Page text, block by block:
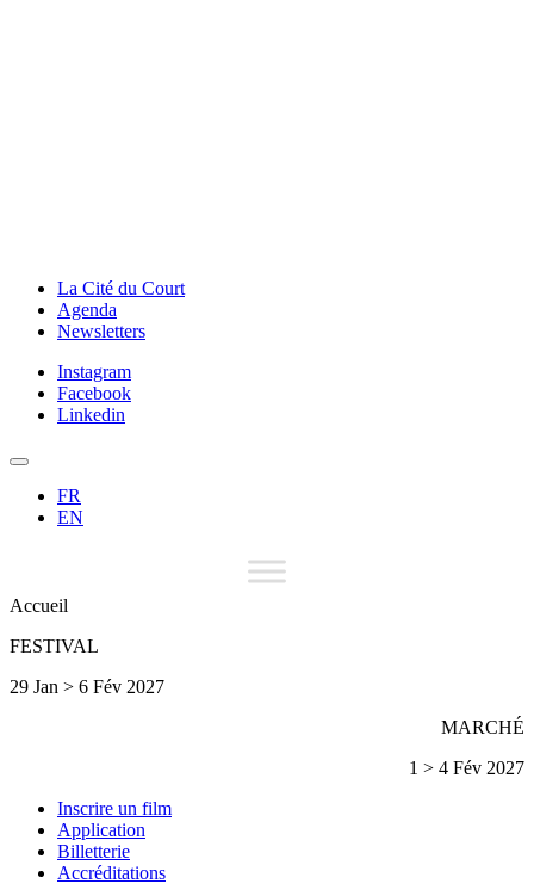
La Cité du Court
Agenda
Newsletters
Instagram
Facebook
Linkedin
FR
EN
Accueil
FESTIVAL
29 Jan > 6 Fév 2027
MARCHÉ
1 > 4 Fév 2027
Inscrire un film
Application
Billetterie
Accréditations